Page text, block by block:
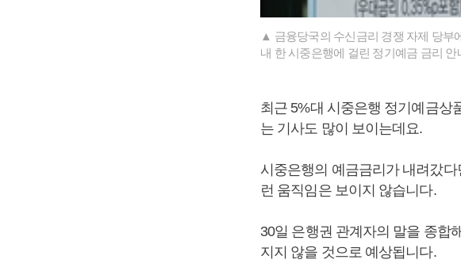
▲ 금융당국의 수신금리 경쟁 자제 당부
내 한 시중은행에 걸린 정기예금 금리
최근 5%대 시중은행 정기예금상
는 기사도 많이 보이는데요.
시중은행의 예금금리가 내려갔
런 움직임은 보이지 않습니다.
30일 은행권 관계자의 말을 종합
지지 않을 것으로 예상됩니다.